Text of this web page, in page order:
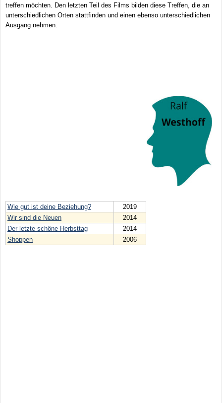
treffen möchten. Den letzten Teil des Films bilden diese Treffen, die an
unterschiedlichen Orten stattfinden und einen ebenso unterschiedlichen
Ausgang nehmen.
Wie gut ist deine Beziehung?
2019
Wir sind die Neuen
2014
Der letzte schöne Herbsttag
2014
Shoppen
2006